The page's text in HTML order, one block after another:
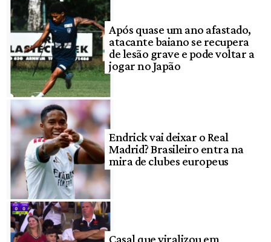
Após quase um ano afastado,
atacante baiano se recupera
de lesão grave e pode voltar a
jogar no Japão
Endrick vai deixar o Real
Madrid? Brasileiro entra na
mira de clubes europeus
Casal que viralizou em